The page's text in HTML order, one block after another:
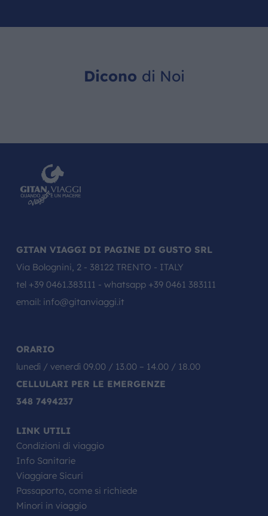
Dicono di Noi
GITAN VIAGGI DI PAGINE DI GUSTO SRL
Via Bolognini, 2 - 38122 TRENTO - ITALY
tel +39 0461.383111 - whatsapp +39 0461 383111
email: info@gitanviaggi.it
ORARIO
lunedì / venerdì 09.00 / 13.00 – 14.00 / 18.00
CELLULARI PER LE EMERGENZE
348 7494237
LINK UTILI
Condizioni di viaggio
Info Sanitarie
Viaggiare Sicuri
Passaporto, come si richiede
Minori in viaggio